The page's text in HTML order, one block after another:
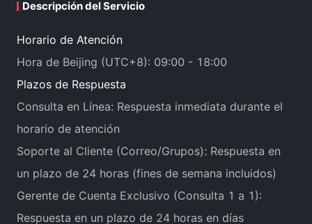
Descripción del Servicio
Horario de Atención
Hora de Beijing (UTC+8): 09:00 - 18:00
Plazos de Respuesta
Consulta en Línea: Respuesta inmediata durante el
horario de atención
Soporte al Cliente (Correo/Grupos): Respuesta en
un plazo de 24 horas (fines de semana incluidos)
Gerente de Cuenta Exclusivo (Consulta 1 a 1):
Respuesta en un plazo de 24 horas en días